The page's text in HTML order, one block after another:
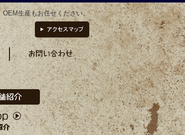
生産もお任せください。